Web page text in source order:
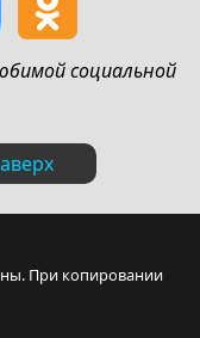
социальной
При копировании